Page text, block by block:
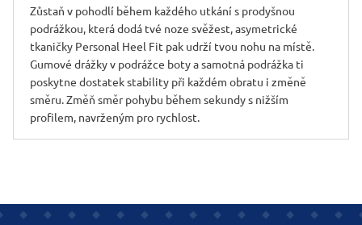
Zůstaň v pohodlí během každého utkání s prodyšnou
podrážkou, která dodá tvé noze svěžest, asymetrické
tkaničky Personal Heel Fit pak udrží tvou nohu na místě.
Gumové drážky v podrážce boty a samotná podrážka ti
poskytne dostatek stability při každém obratu i změně
směru. Změň směr pohybu během sekundy s nižším
profilem, navrženým pro rychlost.